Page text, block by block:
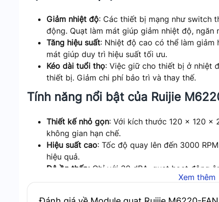
Giảm nhiệt độ: Các thiết bị mạng như switch
động. Quạt làm mát giúp giảm nhiệt độ, ngăn
Tăng hiệu suất: Nhiệt độ cao có thể làm giảm
mát giúp duy trì hiệu suất tối ưu.
Kéo dài tuổi thọ: Việc giữ cho thiết bị ở nhiệt
thiết bị. Giảm chi phí bảo trì và thay thế.
Tính năng nổi bật của Ruijie
Thiết kế nhỏ gọn: Với kích thước 120 x 120 x
không gian hạn chế.
Hiệu suất cao: Tốc độ quay lên đến 3000
hiệu quả.
Độ ồn thấp: Chỉ với 30 dBA, quạt hoạt động
môi trường làm việc.
Xem thêm